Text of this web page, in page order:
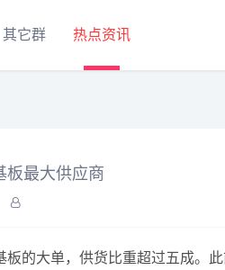
其它群 热点资讯
板最大供应商
的大单，供货比重超过五成。